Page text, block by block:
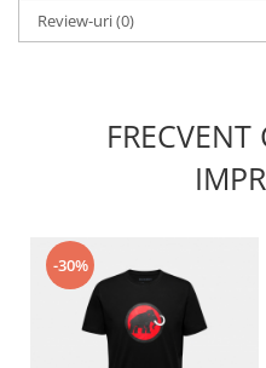
Review-uri(0)
-30%